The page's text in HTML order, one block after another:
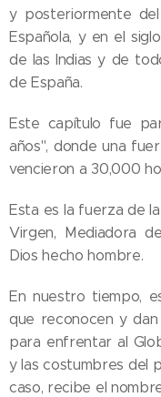
y posteriormente
Española, y en el
de las Indias y de
de España.
Este capítulo fue
años", donde una
vencieron a 30,000
Esta es la fuerza de
Virgen, Mediadora
Dios hecho hombre.
En nuestro tiempo,
que reconocen y dan
para enfrentar al
y las costumbres del
caso, recibe el